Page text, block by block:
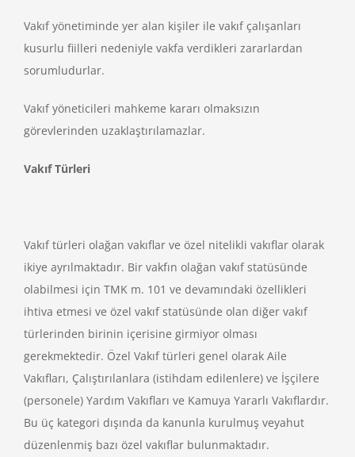
Vakıf yönetiminde yer alan kişiler ile vakıf çalışanları
kusurlu fiilleri nedeniyle vakfa verdikleri zararlardan
sorumludurlar.
Vakıf yöneticileri mahkeme kararı olmaksızın
görevlerinden uzaklaştırılamazlar.
Vakıf Türleri
Vakıf türleri olağan vakıflar ve özel nitelikli vakıflar olarak
ikiye ayrılmaktadır. Bir vakfın olağan vakıf statüsünde
olabilmesi için TMK m. 101 ve devamındaki özellikleri
ihtiva etmesi ve özel vakıf statüsünde olan diğer vakıf
türlerinden birinin içerisine girmiyor olması
gerekmektedir. Özel Vakıf türleri genel olarak Aile
Vakıfları, Çalıştırılanlara (istihdam edilenlere) ve İşçilere
(personele) Yardım Vakıfları ve Kamuya Yararlı Vakıflardır.
Bu üç kategori dışında da kanunla kurulmuş veyahut
düzenlenmiş bazı özel vakıflar bulunmaktadır.